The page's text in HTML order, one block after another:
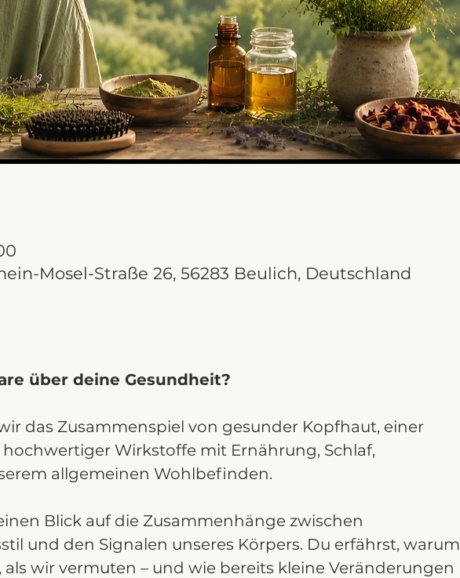
Mosel-Straße 26, 56283 Beulich, Deutschland
über deine Gesundheit?
das Zusammenspiel von gesunder Kopfhaut, einer
Wirkstoffe mit Ernährung, Schlaf,
allgemeinen Wohlbefinden.
Blick auf die Zusammenhänge zwischen
und den Signalen unseres Körpers. Du erfährst, warum
wir vermuten – und wie bereits kleine Veränderungen